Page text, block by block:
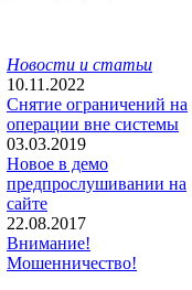
Новости и статьи
10.11.2022
Снятие ограничений на
операции вне системы
03.03.2019
Новое в демо
предпрослушивании на
сайте
22.08.2017
Внимание!
Мошенничество!